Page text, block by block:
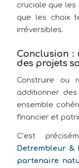
cruciale que
que les choix
irréversibles.
Conclusion
des projets
Construire ou
additionner
ensemble
financier et
C’est
Detrembleur &
partenaire